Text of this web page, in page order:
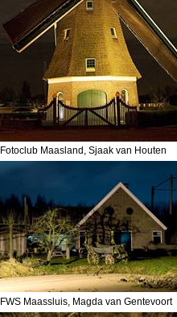
FWS Maassluis, Magda van
Fotoclub Maasland, Sjaak van